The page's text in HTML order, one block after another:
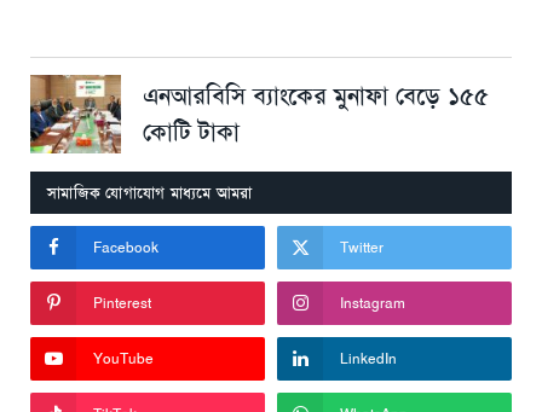
এনআরবিসি ব্যাংকের মুনাফা বেড়ে ১৫৫
কোটি টাকা
সামাজিক যোগাযোগ মাধ্যমে আমরা
Facebook Twitter
Pinterest Instagram
YouTube LinkedIn